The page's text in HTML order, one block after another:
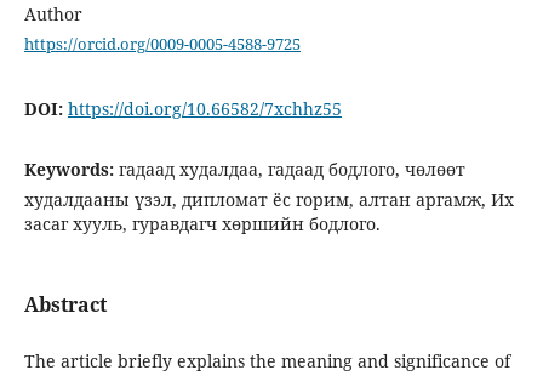
Author
https://orcid.org/0009-0005-4588-9725
DOI: https://doi.org/10.66582/7xchhz55
Keywords: гадаад худалдаа, гадаад бодлого, чөлөөт
худалдааны үзэл, дипломат ёс горим, алтан аргамж, Их
засаг хууль, гуравдагч хөршийн бодлого.
Abstract
The article briefly explains the meaning and significance of